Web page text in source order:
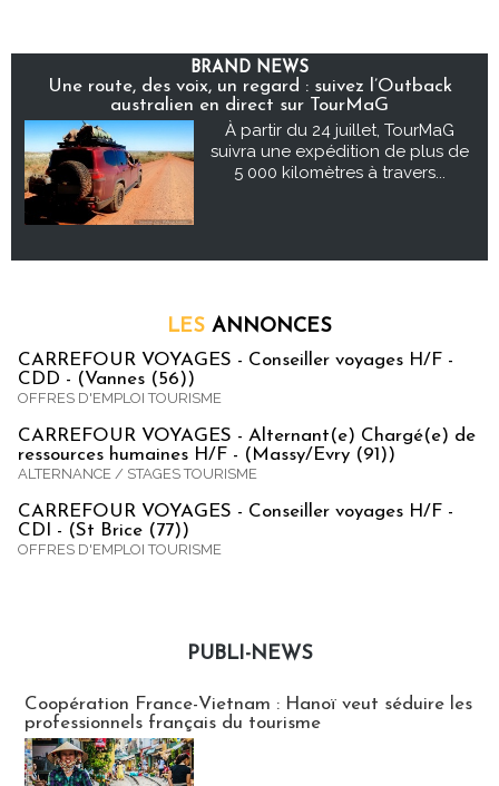
BRAND NEWS
Une route, des voix, un regard : suivez l’Outback
australien en direct sur TourMaG
À partir du 24 juillet, TourMaG
suivra une expédition de plus de
5 000 kilomètres à travers...
LES ANNONCES
CARREFOUR VOYAGES - Conseiller voyages H/F -
CDD - (Vannes (56))
OFFRES D'EMPLOI TOURISME
CARREFOUR VOYAGES - Alternant(e) Chargé(e) de
ressources humaines H/F - (Massy/Evry (91))
ALTERNANCE / STAGES TOURISME
CARREFOUR VOYAGES - Conseiller voyages H/F -
CDI - (St Brice (77))
OFFRES D'EMPLOI TOURISME
PUBLI-NEWS
Coopération France-Vietnam : Hanoï veut séduire les
professionnels français du tourisme